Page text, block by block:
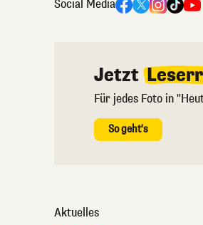
Social Media
Jetzt
Für jedes Foto in
So geht's
Aktuelles